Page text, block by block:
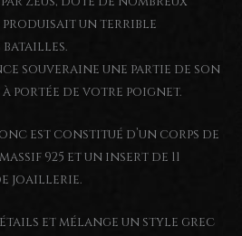
produisait un terrible
souveraine une partie de son
portée de votre poignet.
est constitué d’un corps de
925 et un insert de 11
joaillerie.
et mélange un style grec